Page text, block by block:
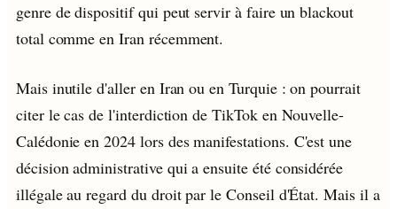
genre de dispositif qui peut servir à faire un blackout
total comme en Iran récemment.
Mais inutile d'aller en Iran ou en Turquie : on pourrait
citer le cas de l'interdiction de TikTok en Nouvelle-
Calédonie en 2024 lors des manifestations. C'est une
décision administrative qui a ensuite été considérée
illégale au regard du droit par le Conseil d'État. Mais il a